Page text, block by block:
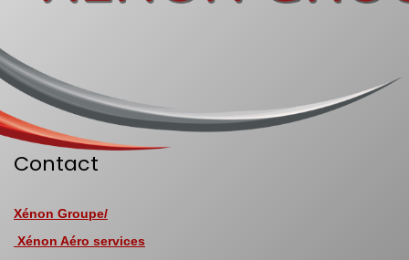
Contact
Xénon Groupe/
Xénon Aéro services